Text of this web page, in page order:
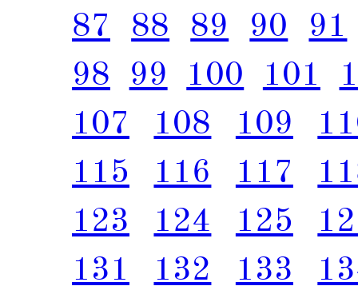
87
88 89 90
91
98 99 100 101
107
108 109
115
116 117
123
124 125
131
132 133